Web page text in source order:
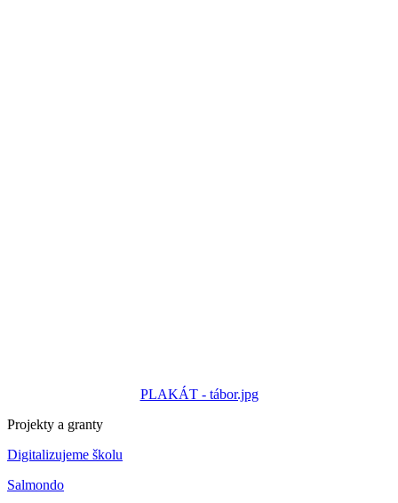
PLAKÁT - tábor.jpg
Projekty a granty
Digitalizujeme školu
Salmondo